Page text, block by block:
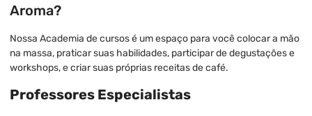
Aroma?
Nossa Academia de cursos é um espaço para você colocar a mão
na massa, praticar suas habilidades, participar de degustações e
workshops, e criar suas próprias receitas de café.
Professores Especialistas